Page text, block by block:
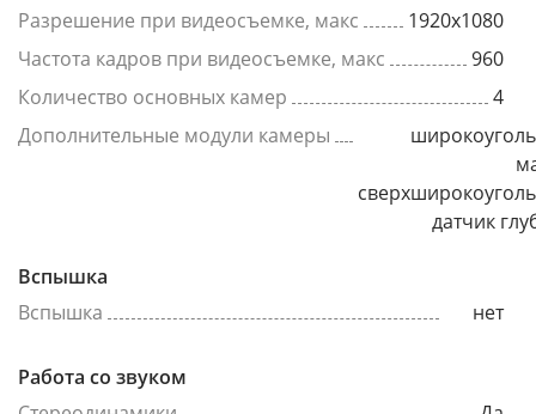
Разрешение при видеосъемке, макс
1920x1080
Частота кадров при видеосъемке, макс
960
Количество основных камер
4
Дополнительные модули камеры
датчик
Вспышка
Вспышка
нет
Работа со звуком